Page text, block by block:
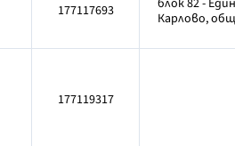
177117693
Карлово,
177119317